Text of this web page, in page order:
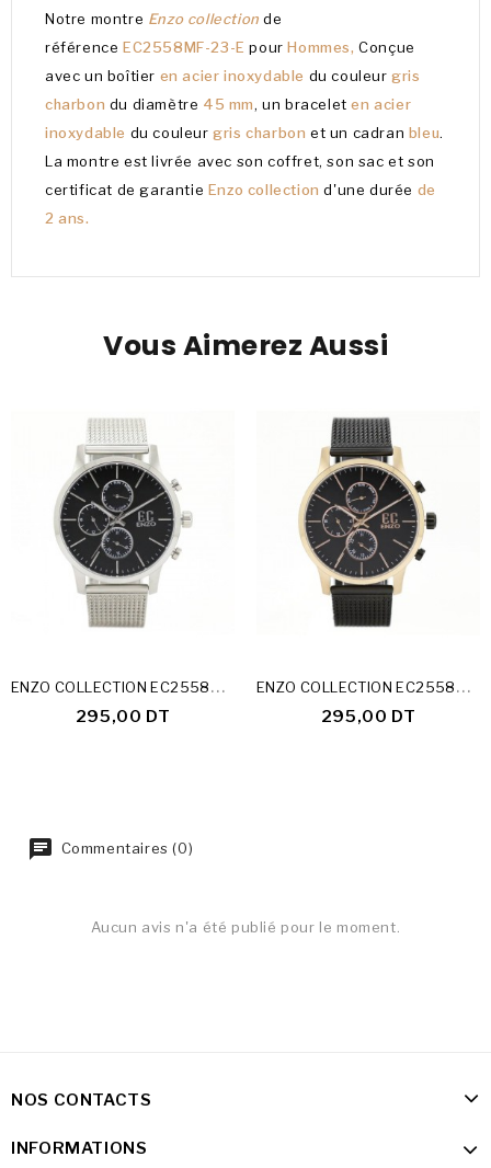
Notre montre Enzo collection de
référence EC2558MF-23-E pourHommes,Conçue
avec un boîtier en acier inoxydable du couleurgris
charbon du diamètre 45 mm, un braceleten acier
inoxydable du couleurgris charbonet un cadran bleu.
La montre est livrée avec son coffret, son sac et son
certificat de garantie Enzo collectiond'une durée de
2 ans.
Vous Aimerez Aussi
E
NZO COLLECTION EC2558MF-23-A
295,00 DT
E
NZO COLLECTION EC2558MF-23-D
295,00 DT
Commentaires (0)
Aucun avis n'a été publié pour le moment.
NOS CONTACTS
INFORMATIONS